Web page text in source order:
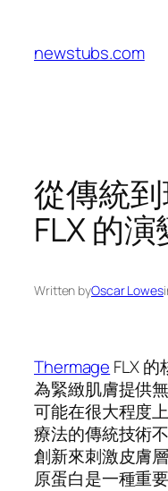
content
newstubs.com
從傳統
FLX 的演
Written byOscar Lowes
Thermage FLX
為緊緻肌膚提供
可能在很大程度
療法的傳統技術
創新來刺激皮膚
原蛋白是一種重